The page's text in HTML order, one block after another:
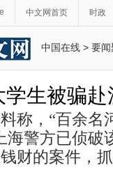
中文网首页 时政
中国在线 > 要闻
学生被骗赴
称，“百余名
海警方已侦
财的案件，